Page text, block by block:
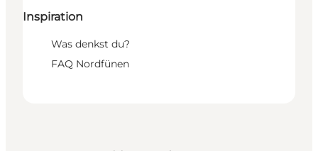
Inspiration
Was denkst du?
FAQ Nordfünen